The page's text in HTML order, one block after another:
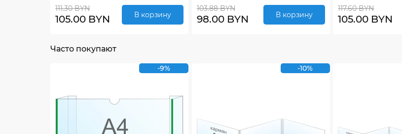
111.30 BYN
105.00 BYN В корзину
103.88 BYN
98.00 BYN В корзину
117.60 BYN
105.00 BYN
Часто покупают
-9% -10%